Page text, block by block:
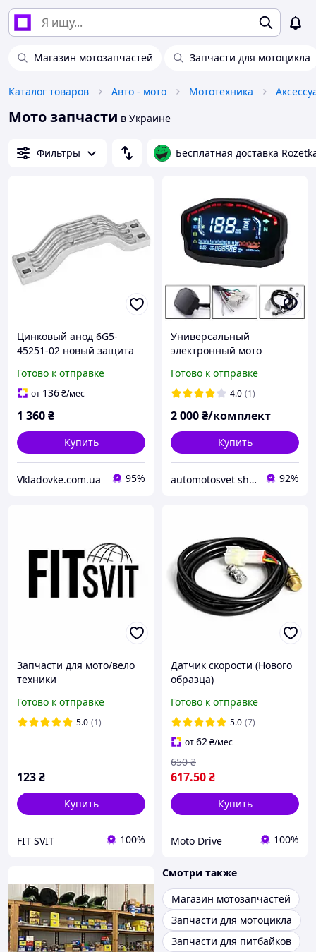
Магазин мотозапчастей Запчасти для мотоцикла
Каталог товаров Авто - мото Мототехника
Мото запчасти в Украине
Фильтры Бесплатная доставка
Цинковый анод 6G5-
45251-02 новый защита
совместимый с
оригинальными
лодочного мото
Готово к отправке
от 136₴/мес
1 360₴
Купить
Vkladovke.com.ua 95%
Универсальный
электронный мото
панель приборов до
14000 оборотов/мин
Готово к отправке
4.0 (1)
2 000₴/комплект
Купить
automotosvet shop 92%
Запчасти для мото/вело
техники
Готово к отправке
5.0 (1)
123₴
Купить
FIT SVIT 100%
Датчик скорости (Нового
образца)
Готово к отправке
5.0 (7)
от62₴/мес
617.50₴
650 ₴
Купить
Moto Drive 100%
Смотри также
Магазин мотозапчастей
Запчасти для мотоцикла
Запчасти для питбайков